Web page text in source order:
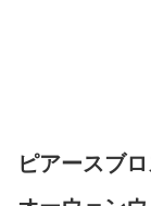
ピアースブ